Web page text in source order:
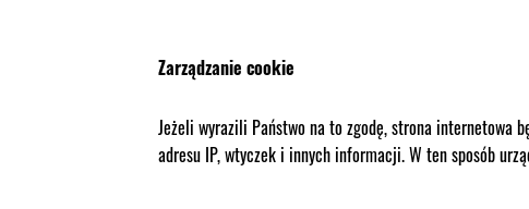
Zarządzanie cookie
Jeżeli wyrazili Państwo na to zgodę, strona internetowa
adresu IP, wtyczek i innych informacji. W ten sposób